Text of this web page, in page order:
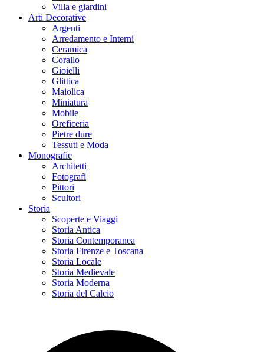
Villa e giardini
Arti Decorative
Argenti
Arredamento e Interni
Ceramica
Corallo
Gioielli
Glittica
Maiolica
Miniatura
Mobile
Oreficeria
Pietre dure
Tessuti e Moda
Monografie
Architetti
Fotografi
Pittori
Scultori
Storia
Scoperte e Viaggi
Storia Antica
Storia Contemporanea
Storia Firenze e Toscana
Storia Locale
Storia Medievale
Storia Moderna
Storia del Calcio